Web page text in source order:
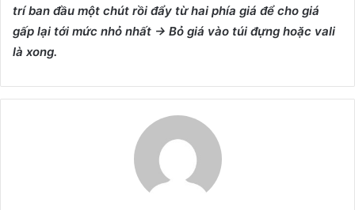
trí ban đầu một chút rồi đẩy từ hai phía giá để cho giá
gấp lại tới mức nhỏ nhất -> Bỏ giá vào túi đựng hoặc vali
là xong.